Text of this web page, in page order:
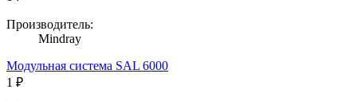
Производитель:
Mindray
Модульная система SAL 6000
1 ₽